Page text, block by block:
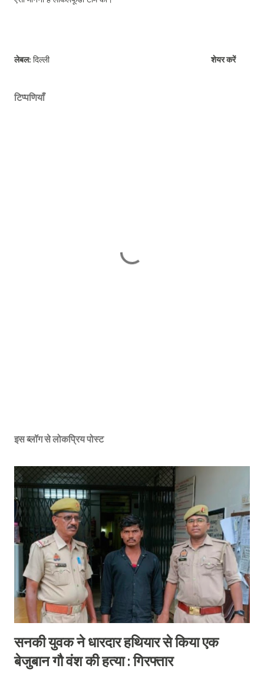
लेबल: दिल्ली शेयर करें
टिप्पणियाँ
इस ब्लॉग से लोकप्रिय पोस्ट
सनकी युवक ने धारदार हथियार से किया एक
बेजुबान गौ वंश की हत्या : गिरफ्तार